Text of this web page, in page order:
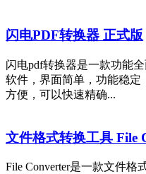
闪电PDF转换器 正式版
闪电pdf转换器是一款功能
软件，界面简单，功能稳定
方便，可以快速精确...
文件格式转换工具 File
File Converter是一款文件格